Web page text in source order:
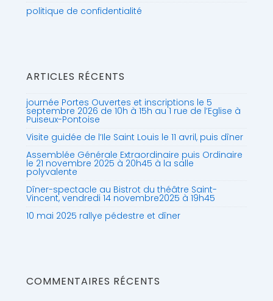
politique de confidentialité
ARTICLES RÉCENTS
journée Portes Ouvertes et inscriptions le 5
septembre 2026 de 10h à 15h au 1 rue de l’Eglise à
Puiseux-Pontoise
Visite guidée de l’Ile Saint Louis le 11 avril, puis dîner
Assemblée Générale Extraordinaire puis Ordinaire
le 21 novembre 2025 à 20h45 à la salle
polyvalente
Dîner-spectacle au Bistrot du théâtre Saint-
Vincent, vendredi 14 novembre2025 à 19h45
10 mai 2025 rallye pédestre et dîner
COMMENTAIRES RÉCENTS